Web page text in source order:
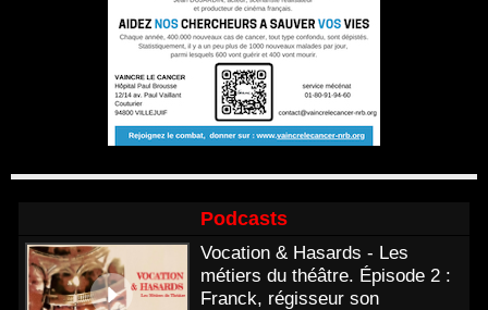
Podcasts
Vocation & Hasards - Les
métiers du théâtre. Épisode 2 :
Franck, régisseur son